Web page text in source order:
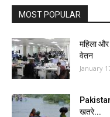
MOST POPULAR
महिला और
वेतन
January
खतरे...